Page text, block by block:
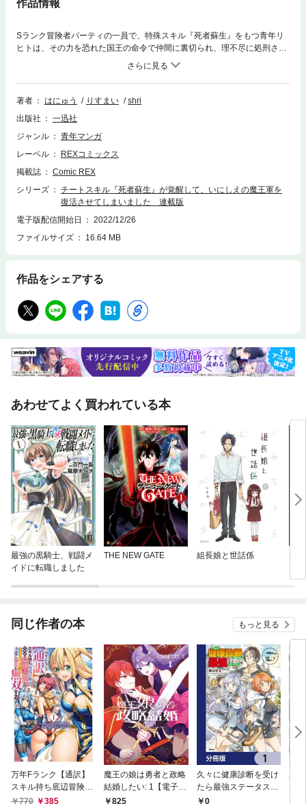
作品情報
Sランク冒険者パーティの一員で、特殊スキル『死者蘇生』をもつ青年リ
ヒトは、その力を恐れた国王の命令で仲間に裏切られ、理不尽に処刑され
た。しかし自身のスキルで蘇ったリヒトは、人間たちに復讐を誓う――。
漫画内の告知等は過去のものとなりますので、ご注意ください。
著者 はにゅう りすまい
shri
出版社
一迅社
ジャンル
青年マンガ
レーベル
REXコミックス
掲載誌
Comic REX
シリーズ
チートスキル『死者蘇生』が覚醒して、いにしえの魔王軍を
復活させてしまいました 連載版
電子版配信開始日
2022/12/26
ファイルサイズ
16.64 MB
作品をシェアする
あわせてよく買われている本
最強の黒騎士、戦闘メ
イドに転職しました
THE NEW GATE 組長娘と世話係
元
レ
同じ作者の本 もっと見る
万年Fランク【通訳】
スキル持ち底辺冒険
者、異種族の最強美少
770 385
魔王の娘は勇者と政略
結婚したい: 1【電子限
定描き下ろし付き】
825
久々に健康診断を受け
たら最強ステータスに
なっていた ～追放され
0
た